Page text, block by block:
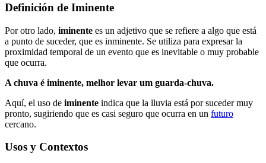
Definición de Iminente
Por otro lado, iminente es un adjetivo que se refiere a algo que está
a punto de suceder, que es inminente. Se utiliza para expresar la
proximidad temporal de un evento que es inevitable o muy probable
que ocurra.
A chuva é iminente, melhor levar um guarda-chuva.
Aquí, el uso de iminente indica que la lluvia está por suceder muy
pronto, sugiriendo que es casi seguro que ocurra en un futuro
cercano.
Usos y Contextos